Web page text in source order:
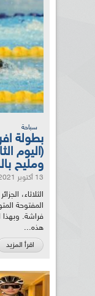
سباحة
بطولة
(اليوم
ومليح
13 أكتوبر 2021
الثلاثاء،
فراشة.
هذه...
اقرأ المزيد